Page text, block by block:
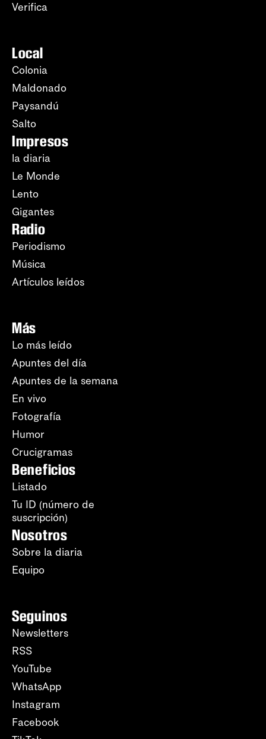
Verifica
Local
Colonia
Maldonado
Paysandú
Salto
Impresos
la diaria
Le Monde
Lento
Gigantes
Radio
Periodismo
Música
Artículos leídos
Más
Lo más leído
Apuntes del día
Apuntes de la semana
En vivo
Fotografía
Humor
Crucigramas
Beneficios
Listado
Tu ID (número de
suscripción)
Nosotros
Sobre la diaria
Equipo
Seguinos
Newsletters
RSS
YouTube
WhatsApp
Instagram
Facebook